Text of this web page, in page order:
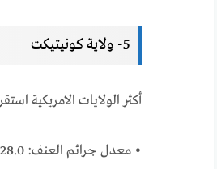
5- ولاية كونيتيكت
أكثر الولايات الامريكية